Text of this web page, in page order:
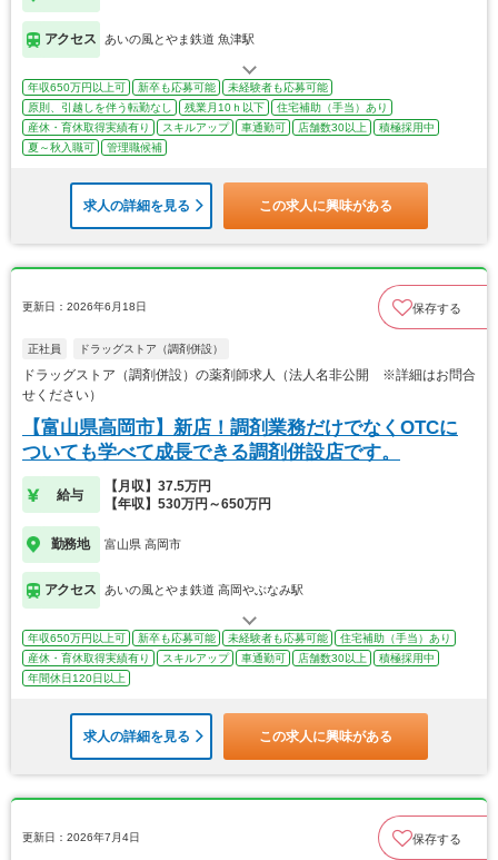
アクセス あいの風とやま鉄道 魚津駅
年収650万円以上可 新卒も応募可能
未経験者も応募可能
原則、引越しを伴う転勤なし
残業月10ｈ以下
住宅補助（手当）あり
産休・育休取得実績有り
スキルアップ 車通勤可 店舗数30以上
積極採用中
夏～秋入職可
管理職候補
求人の詳細を見る この求人に興味がある
更新日：2026年6月18日 保存する
正社員 ドラッグストア（調剤併設）
ドラッグストア（調剤併設）の薬剤師求人（法人名非公開 ※詳細はお問合
せください）
【富山県高岡市】新店！調剤業務だけでなくOTCに
ついても学べて成長できる調剤併設店です。
給与
【月収】37.5万円
【年収】530万円～650万円
勤務地 富山県 高岡市
アクセス あいの風とやま鉄道 高岡やぶなみ駅
年収650万円以上可 新卒も応募可能 未経験者も応募可能
住宅補助（手当）あり
産休・育休取得実績有り
スキルアップ 車通勤可 店舗数30以上
積極採用中
年間休日120日以上
求人の詳細を見る この求人に興味がある
更新日：2026年7月4日 保存する